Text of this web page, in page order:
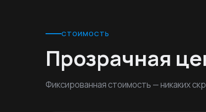
СТОИМОСТЬ
Прозрачная
Фиксированная стоимость — никаких